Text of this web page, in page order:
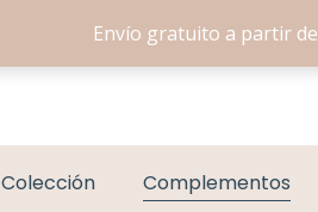
Envío gratuito a partir
Colección Complementos